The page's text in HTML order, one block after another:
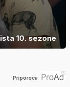
10. sezone
Priporoča